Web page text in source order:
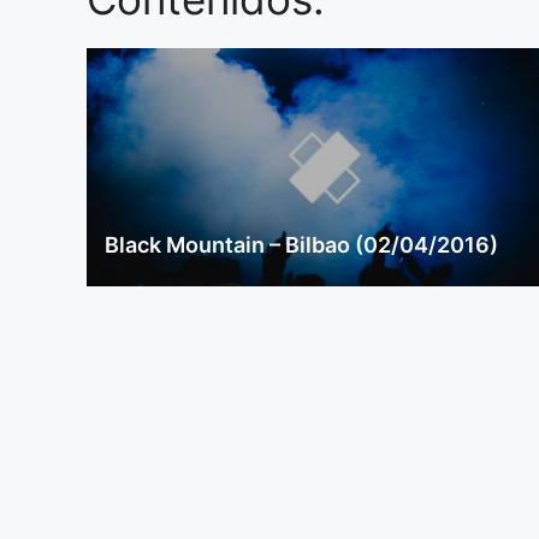
Black Mountain – Bilbao (02/04/2016)